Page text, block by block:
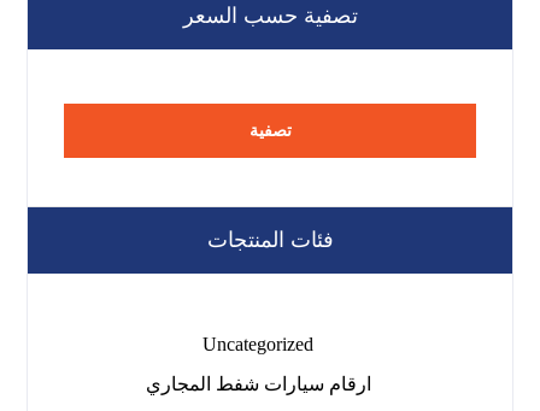
تصفية حسب السعر
تصفية
فئات المنتجات
Uncategorized
ارقام سيارات شفط المجاري